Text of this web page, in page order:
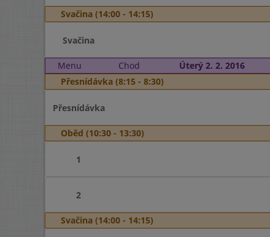
Svačina (14:00 - 14:15)
Svačina
Menu Chod
Úterý 2. 2. 2016
Přesnídávka (8:15 - 8:30)
Přesnídávka
Oběd (10:30 - 13:30)
1
2
Svačina (14:00 - 14:15)